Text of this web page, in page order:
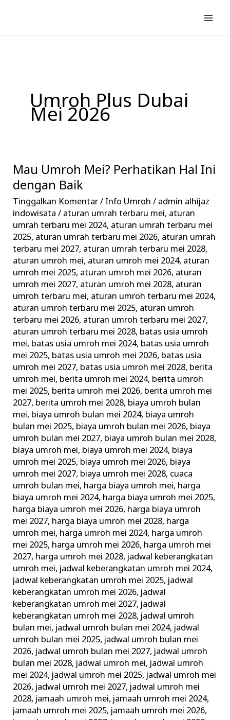
konten
Umroh Plus Dubai
Mei 2026
Mau Umroh Mei? Perhatikan Hal Ini
dengan Baik
Tinggalkan Komentar/ Info Umroh / admin alhijaz
indowisata/ aturan umrah terbaru mei, aturan
umrah terbaru mei 2024, aturan umrah terbaru mei
2025, aturan umrah terbaru mei 2026, aturan umrah
terbaru mei 2027, aturan umrah terbaru mei 2028,
aturan umroh mei, aturan umroh mei 2024, aturan
umroh mei 2025, aturan umroh mei 2026, aturan
umroh mei 2027, aturan umroh mei 2028, aturan
umroh terbaru mei, aturan umroh terbaru mei 2024,
aturan umroh terbaru mei 2025, aturan umroh
terbaru mei 2026, aturan umroh terbaru mei 2027,
aturan umroh terbaru mei 2028, batas usia umroh
mei, batas usia umroh mei 2024, batas usia umroh
mei 2025, batas usia umroh mei 2026, batas usia
umroh mei 2027, batas usia umroh mei 2028, berita
umroh mei, berita umroh mei 2024, berita umroh
mei 2025, berita umroh mei 2026, berita umroh mei
2027, berita umroh mei 2028, biaya umroh bulan
mei, biaya umroh bulan mei 2024, biaya umroh
bulan mei 2025, biaya umroh bulan mei 2026, biaya
umroh bulan mei 2027, biaya umroh bulan mei 2028,
biaya umroh mei, biaya umroh mei 2024, biaya
umroh mei 2025, biaya umroh mei 2026, biaya
umroh mei 2027, biaya umroh mei 2028, cuaca
umroh bulan mei, harga biaya umroh mei, harga
biaya umroh mei 2024, harga biaya umroh mei 2025,
harga biaya umroh mei 2026, harga biaya umroh
mei 2027, harga biaya umroh mei 2028, harga
umroh mei, harga umroh mei 2024, harga umroh
mei 2025, harga umroh mei 2026, harga umroh mei
2027, harga umroh mei 2028, jadwal keberangkatan
umroh mei, jadwal keberangkatan umroh mei 2024,
jadwal keberangkatan umroh mei 2025, jadwal
keberangkatan umroh mei 2026, jadwal
keberangkatan umroh mei 2027, jadwal
keberangkatan umroh mei 2028, jadwal umroh
bulan mei, jadwal umroh bulan mei 2024, jadwal
umroh bulan mei 2025, jadwal umroh bulan mei
2026, jadwal umroh bulan mei 2027, jadwal umroh
bulan mei 2028, jadwal umroh mei, jadwal umroh
mei 2024, jadwal umroh mei 2025, jadwal umroh mei
2026, jadwal umroh mei 2027, jadwal umroh mei
2028, jamaah umroh mei, jamaah umroh mei 2024,
jamaah umroh mei 2025, jamaah umroh mei 2026,
Mau
Umroh
Mei?
Perhatikan
Hal
Ini
dengan
Baik